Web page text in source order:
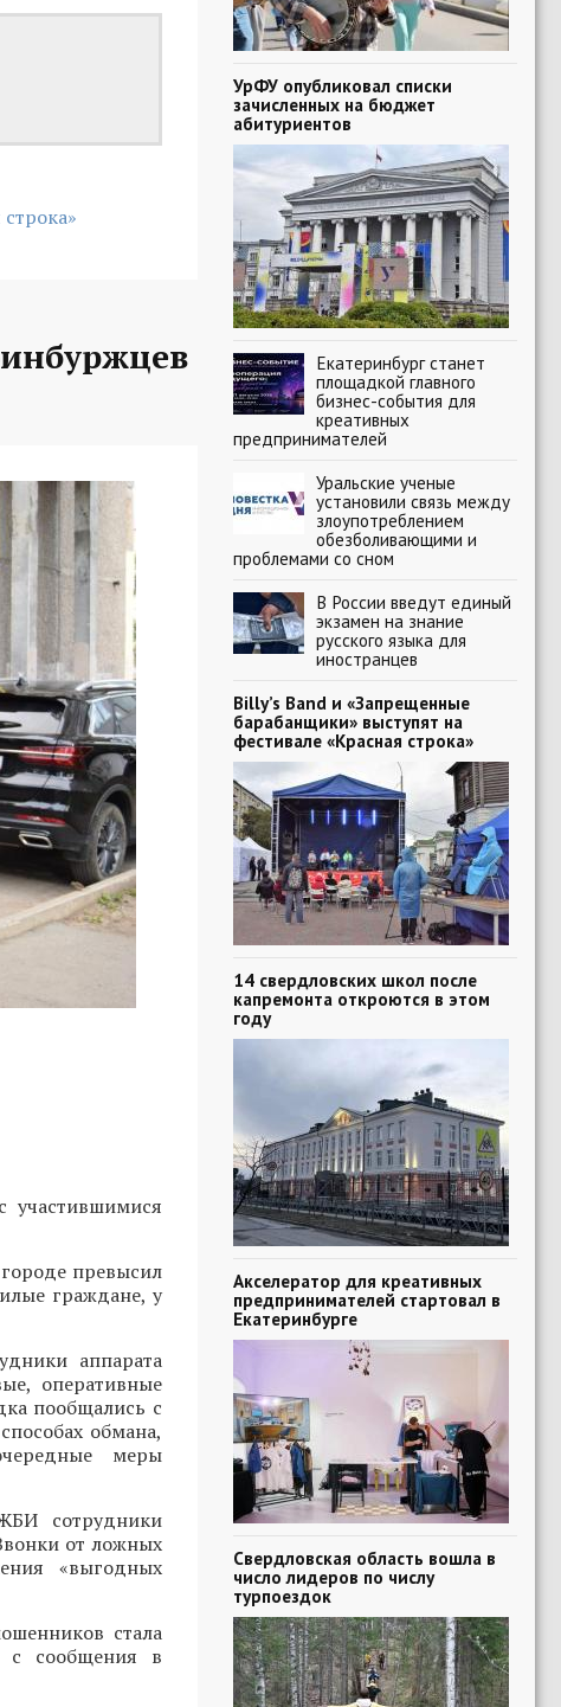
участившимися
превысил
граждане, у
аппарата
оперативные
пообщались с
обмана,
меры
сотрудники
от ложных
«выгодных
стала
с сообщения в
УрФУ опубликовал списки
зачисленных на бюджет
абитуриентов
Екатеринбург станет
площадкой главного
бизнес-события для
креативных
предпринимателей
Уральские ученые
установили связь между
злоупотреблением
обезболивающими и
проблемами со сном
В России введут единый
экзамен на знание
русского языка для
иностранцев
Billy’s Band и «Запрещенные
барабанщики» выступят на
фестивале «Красная строка»
14 свердловских школ после
капремонта откроются в этом
году
Акселератор для креативных
предпринимателей стартовал в
Екатеринбурге
Свердловская область вошла в
число лидеров по числу
турпоездок